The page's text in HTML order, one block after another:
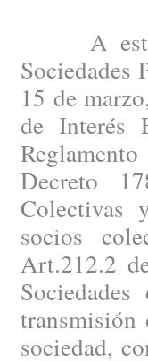
A este
Sociedades
15 de
de Interés
Decreto
Colectivas
socios
Art.212.2
transmisión
sociedad,